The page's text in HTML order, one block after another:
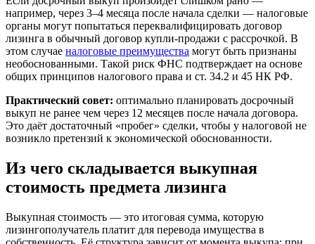
например, через 3–4 месяца после начала сделки — налоговые
органы могут попытаться переквалифицировать договор
лизинга в обычный договор купли-продажи с рассрочкой. В
этом случае налоговые преимущества могут быть признаны
необоснованными. Такой риск ФНС подтверждает на основе
общих принципов налогового права и ст. 34.2 и 45 НК РФ.
Практический совет: оптимально планировать досрочный
выкуп не ранее чем через 12 месяцев после начала договора.
Это даёт достаточный «пробег» сделки, чтобы у налоговой не
возникло претензий к экономической обоснованности.
Из чего складывается выкупная
стоимость предмета лизинга
Выкупная стоимость — это итоговая сумма, которую
лизингополучатель платит для перевода имущества в